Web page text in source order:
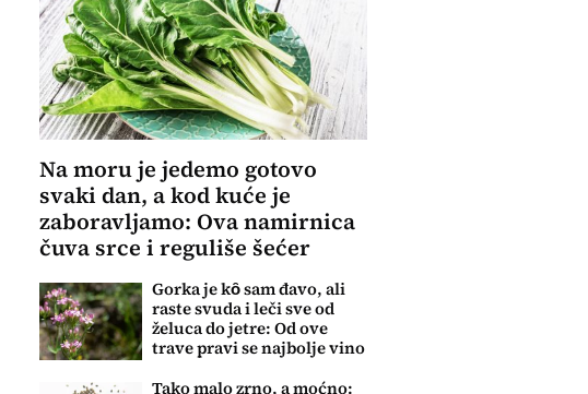
Na moru je jedemo gotovo
svaki dan, a kod kuće je
zaboravljamo: Ova namirnica
čuva srce i reguliše šećer
Gorka je kȏ sam đavo, ali
raste svuda i leči sve od
želuca do jetre: Od ove
trave pravi se najbolje vino
Tako malo zrno, a moćno: